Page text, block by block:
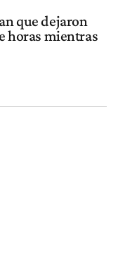
que dejaron
horas mientras